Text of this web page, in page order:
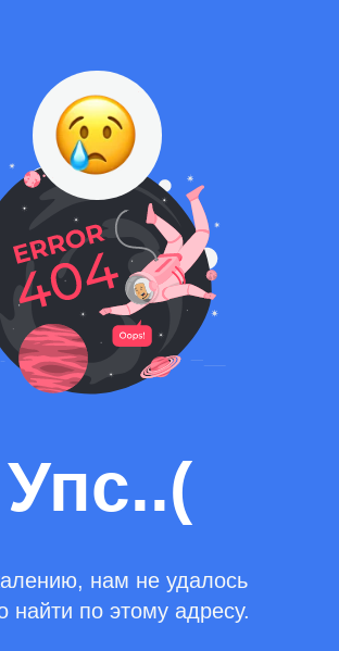
Упс..(
нам не удалось
найти по этому адресу.